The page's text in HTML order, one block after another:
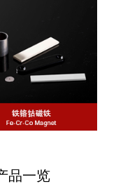
品一览